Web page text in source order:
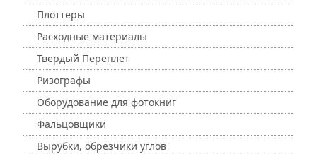
Плоттеры
Расходные материалы
Твердый Переплет
Ризографы
Оборудование для фотокниг
Фальцовщики
Вырубки, обрезчики углов